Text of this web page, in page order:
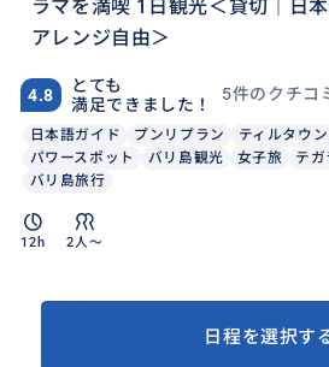
ラマを満喫 1日観光＜貸切｜日
アレンジ自由＞
4.8
とても
満足できました！
5件のクチコ
日本語ガイド プンリプラン ティルタウ
パワースポット
バリ島観光 女子旅 テガ
バリ島旅行
12h 2人〜
日程を選択す